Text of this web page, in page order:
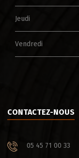
Jeudi
Vendredi
CONTACTEZ-NOUS
05 45 71 00 33